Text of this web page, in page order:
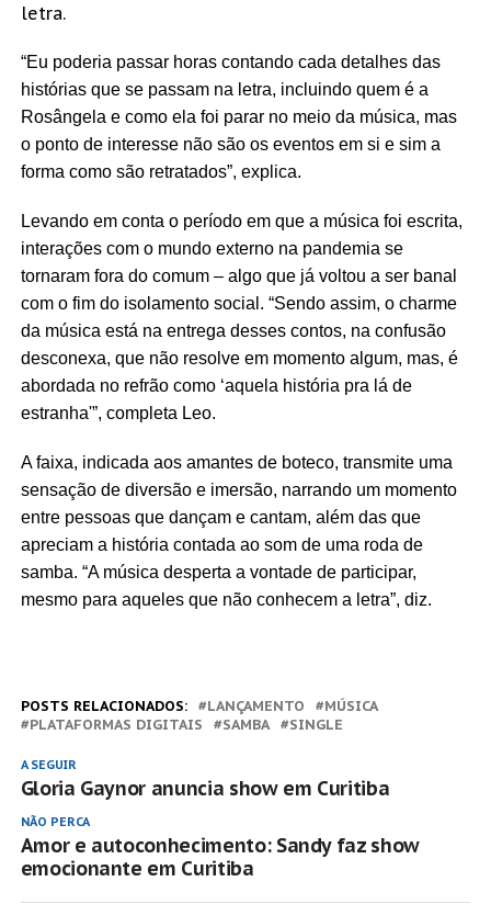
letra.
“Eu poderia passar horas contando cada detalhes das
histórias que se passam na letra, incluindo quem é a
Rosângela e como ela foi parar no meio da música, mas
o ponto de interesse não são os eventos em si e sim a
forma como são retratados”, explica.
Levando em conta o período em que a música foi escrita,
interações com o mundo externo na pandemia se
tornaram fora do comum – algo que já voltou a ser banal
com o fim do isolamento social. “Sendo assim, o charme
da música está na entrega desses contos, na confusão
desconexa, que não resolve em momento algum, mas, é
abordada no refrão como ‘aquela história pra lá de
estranha'”, completa Leo.
A faixa, indicada aos amantes de boteco, transmite uma
sensação de diversão e imersão, narrando um momento
entre pessoas que dançam e cantam, além das que
apreciam a história contada ao som de uma roda de
samba. “A música desperta a vontade de participar,
mesmo para aqueles que não conhecem a letra”, diz.
POSTS RELACIONADOS: LANÇAMENTO
MÚSICA
PLATAFORMAS DIGITAIS
SAMBA SINGLE
A SEGUIR
Gloria Gaynor anuncia show em Curitiba
NÃO PERCA
Amor e autoconhecimento: Sandy faz show
emocionante em Curitiba